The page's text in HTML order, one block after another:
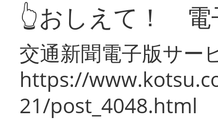
👆おしえて！ 電
交通新聞電子版サー
https://
21/post_4048.html